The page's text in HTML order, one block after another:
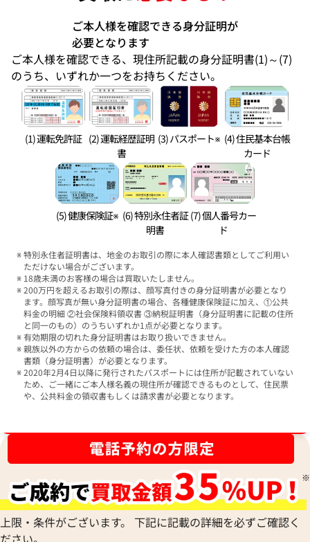
ご本人様を確認できる身分証明が
必要となります
ご本人様を確認できる、現住所記載の身分証明書(1)～(7)
のうち、いずれか一つをお持ちください。
(1) 運転免許証 (2) 運転経歴証明
書
(3) パスポート※ (4) 住民基本台帳
カード
(5) 健康保険証※ (6) 特別永住者証
明書
(7) 個人番号カー
ド
特別永住者証明書は、地金のお取引の際に本人確認書類としてご利用い
ただけない場合がございます。
18歳未満のお客様の場合は買取いたしません。
200万円を超えるお取引の際は、顔写真付きの身分証明書が必要となり
ます。顔写真が無い身分証明書の場合、各種健康保険証に加え、①公共
料金の明細 ②社会保険料領収書 ③納税証明書（身分証明書に記載の住所
と同一のもの）のうちいずれか1点が必要となります。
有効期限の切れた身分証明書はお取り扱いできません。
親族以外の方からの依頼の場合は、委任状、依頼を受けた方の本人確認
書類（身分証明書）が必要となります。
2020年2月4日以降に発行されたパスポートには住所が記載されていない
ため、ご一緒にご本人様名義の現住所が確認できるものとして、住民票
や、公共料金の領収書もしくは請求書が必要となります。
上限・条件がございます。 下記に記載の詳細を必ずご確認く
ださい。